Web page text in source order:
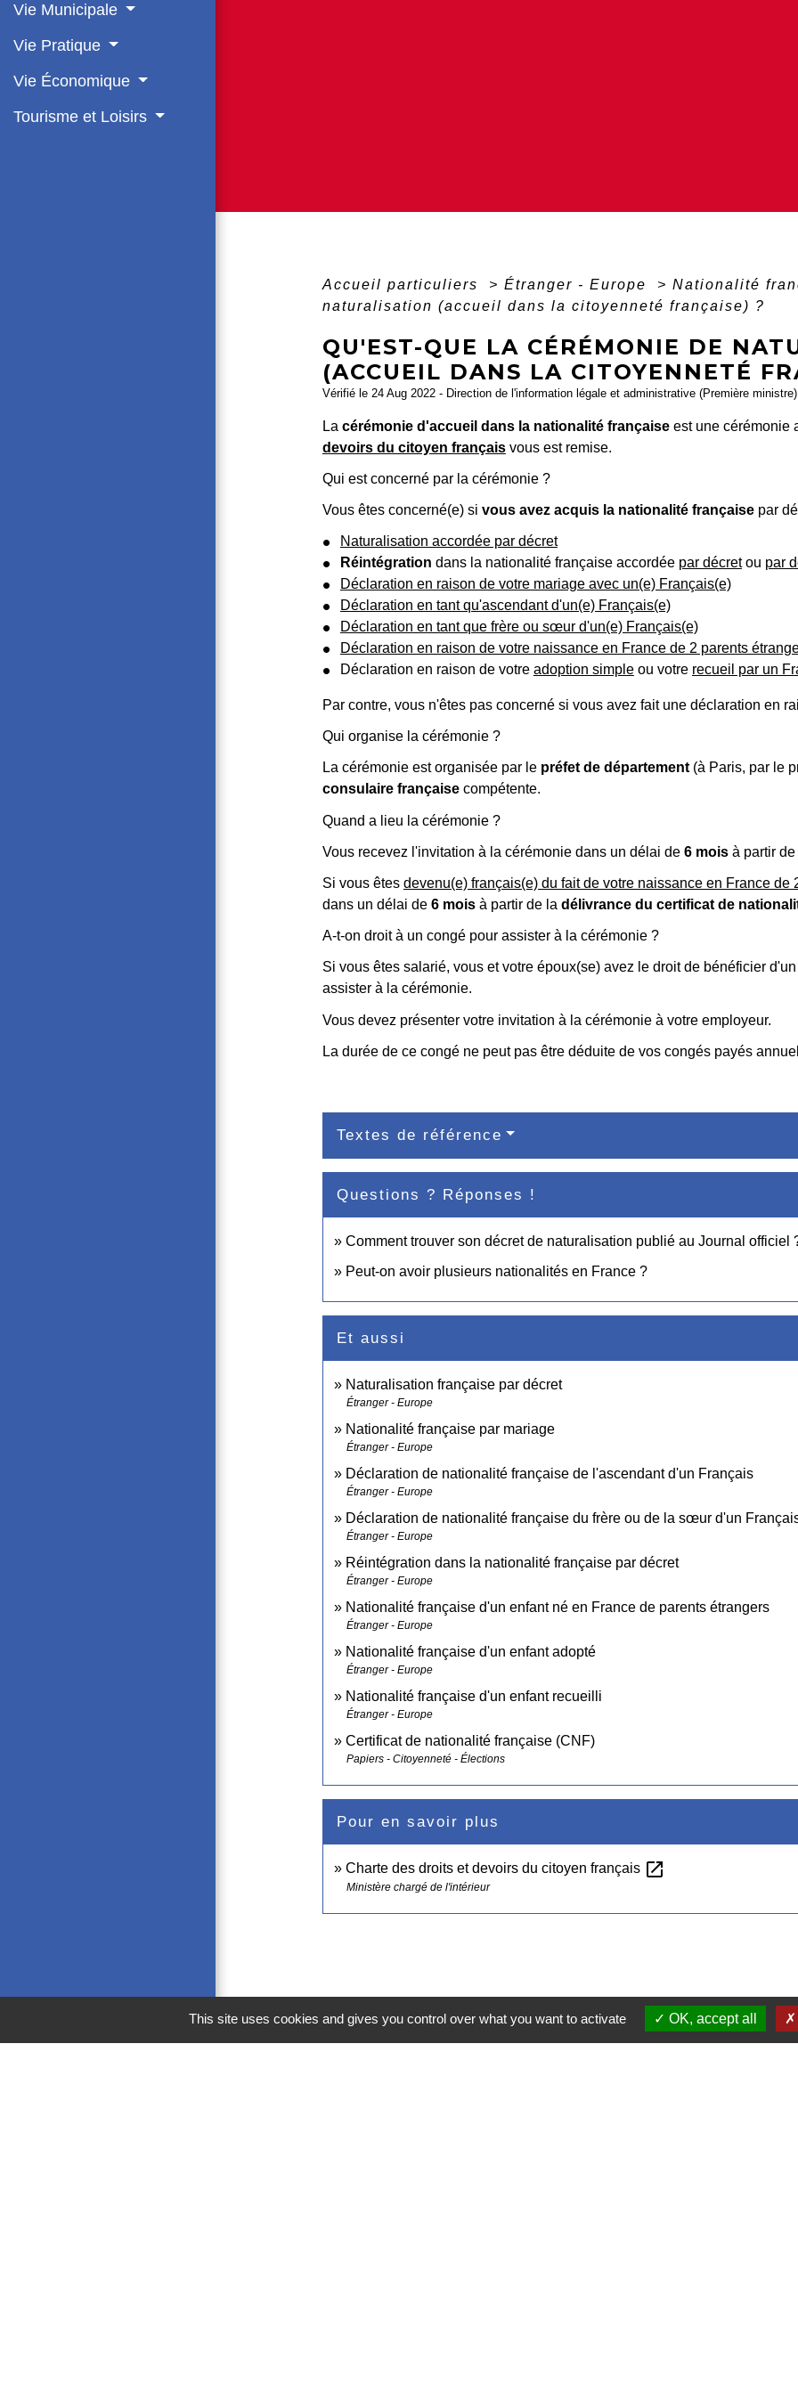
Vie Municipale
Vie Pratique
Vie Économique
Tourisme et Loisirs
Accueil particuliers > Étranger - Europe > Nationalité
naturalisation (accueil dans la citoyenneté française) ?
QU'EST-QUE LA CÉRÉMONIE DE
(ACCUEIL DANS LA CITOYENNETÉ
Vérifié le 24 Aug 2022 - Direction de l'information légale et administrative (Première ministre)
La cérémonie d'accueil dans la nationalité françaiseest une cérémonie
devoirs du citoyen françaisvous est remise.
Qui est concerné par la cérémonie ?
Vous êtes concerné(e) si vous avez acquis la nationalité françaisepar
Naturalisation accordée par décret
Réintégration dans la nationalité française accordée par décretou par
Déclaration en raison de votre mariage avec un(e) Français(e)
Déclaration en tant qu'ascendant d'un(e) Français(e)
Déclaration en tant que frère ou sœur d'un(e) Français(e)
Déclaration en raison de votre naissance en France de 2 parents
Déclaration en raison de votre adoption simpleou votre recueil par un
Par contre, vous n'êtes pas concerné si vous avez fait une déclaration en
Qui organise la cérémonie ?
La cérémonie est organisée par le préfet de département(à Paris, par le
consulaire françaisecompétente.
Quand a lieu la cérémonie ?
Vous recevez l'invitation à la cérémonie dans un délai de 6 moisà partir de
Si vous êtes devenu(e) français(e) du fait de votre naissance en France de
dans un délai de 6 moisà partir de la délivrance du certificat de
A-t-on droit à un congé pour assister à la cérémonie ?
Si vous êtes salarié, vous et votre époux(se) avez le droit de bénéficier
assister à la cérémonie.
Vous devez présenter votre invitation à la cérémonie à votre employeur.
La durée de ce congé ne peut pas être déduite de vos congés payés
Textes de référence
Questions ? Réponses !
Comment trouver son décret de naturalisation publié au Journal officiel
Peut-on avoir plusieurs nationalités en France ?
Et aussi
Naturalisation française par décret
Étranger - Europe
Nationalité française par mariage
Étranger - Europe
Déclaration de nationalité française de l'ascendant d'un Français
Étranger - Europe
Déclaration de nationalité française du frère ou de la sœur d'un
Étranger - Europe
Réintégration dans la nationalité française par décret
Étranger - Europe
Nationalité française d'un enfant né en France de parents étrangers
Étranger - Europe
Nationalité française d'un enfant adopté
Étranger - Europe
Nationalité française d'un enfant recueilli
Étranger - Europe
Certificat de nationalité française (CNF)
Papiers - Citoyenneté - Élections
Pour en savoir plus
Charte des droits et devoirs du citoyen français open_in_new
Ministère chargé de l'intérieur
This site uses cookies and gives you control over what you want to activate OK, accept all